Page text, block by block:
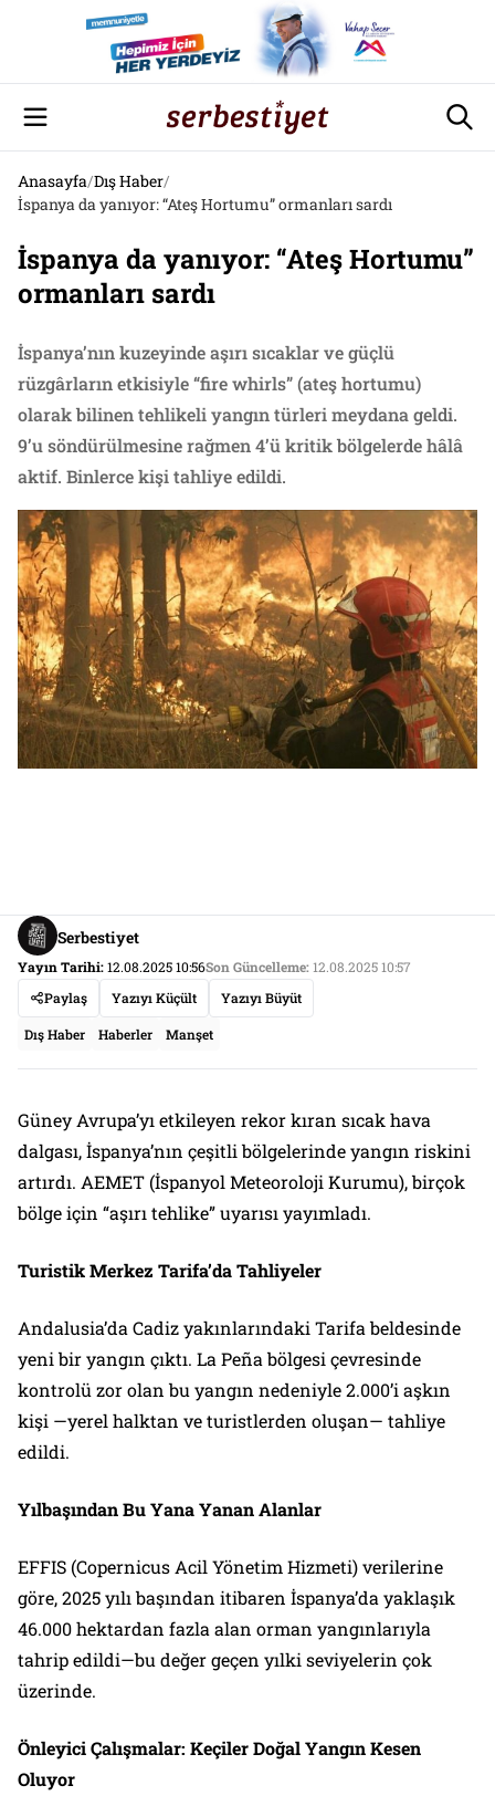
Anasayfa/Dış Haber/
İspanya da yanıyor: “Ateş Hortumu” ormanları sardı
İspanya da yanıyor: “Ateş Hortumu”
ormanları sardı
İspanya’nın kuzeyinde aşırı sıcaklar ve güçlü
rüzgârların etkisiyle “fire whirls” (ateş hortumu)
olarak bilinen tehlikeli yangın türleri meydana geldi.
9’u söndürülmesine rağmen 4’ü kritik bölgelerde hâlâ
aktif. Binlerce kişi tahliye edildi.
Serbestiyet
Yayın Tarihi:12.08.2025 10:56Son Güncelleme:12.08.2025 10:57
Paylaş
Yazıyı Küçült Yazıyı Büyüt
Dış Haber Haberler Manşet
Güney Avrupa’yı etkileyen rekor kıran sıcak hava
dalgası, İspanya’nın çeşitli bölgelerinde yangın riskini
artırdı. AEMET (İspanyol Meteoroloji Kurumu), birçok
bölge için “aşırı tehlike” uyarısı yayımladı.
Turistik Merkez Tarifa’da Tahliyeler
Andalusia’da Cadiz yakınlarındaki Tarifa beldesinde
yeni bir yangın çıktı. La Peña bölgesi çevresinde
kontrolü zor olan bu yangın nedeniyle 2.000’i aşkın
kişi —yerel halktan ve turistlerden oluşan— tahliye
edildi.
Yılbaşından Bu Yana Yanan Alanlar
EFFIS (Copernicus Acil Yönetim Hizmeti) verilerine
göre, 2025 yılı başından itibaren İspanya’da yaklaşık
46.000 hektardan fazla alan orman yangınlarıyla
tahrip edildi—bu değer geçen yılki seviyelerin çok
üzerinde.
Önleyici Çalışmalar: Keçiler Doğal Yangın Kesen
Oluyor